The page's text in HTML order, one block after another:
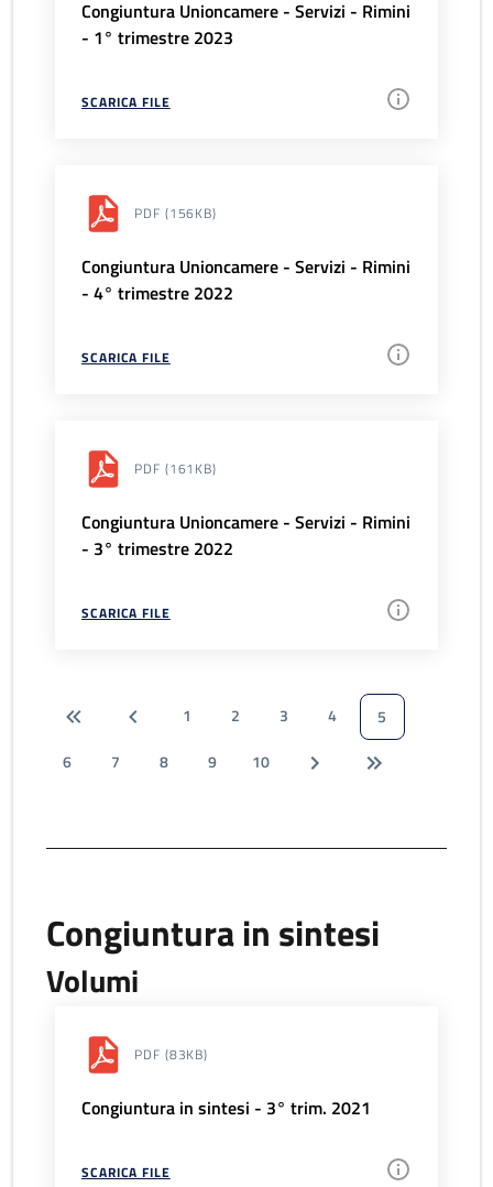
Congiuntura Unioncamere - Servizi - Rimini
- 1° trimestre 2023
SCARICA FILE
PDF (156KB)
Congiuntura Unioncamere - Servizi - Rimini
- 4° trimestre 2022
SCARICA FILE
PDF (161KB)
Congiuntura Unioncamere - Servizi - Rimini
- 3° trimestre 2022
SCARICA FILE
1 2 3 4
5
6
7 8 9 10
Congiuntura in sintesi
Volumi
PDF (83KB)
Congiuntura in sintesi - 3° trim. 2021
SCARICA FILE